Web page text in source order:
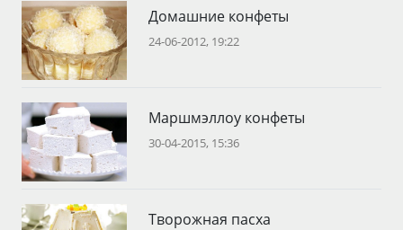
Домашние конфеты
24-06-2012, 19:22
Маршмэллоу конфеты
30-04-2015, 15:36
Творожная пасха